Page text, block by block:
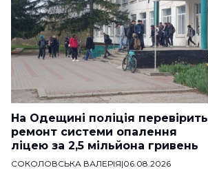
На Одещині поліція перевірить
ремонт системи опалення
ліцею за 2,5 мільйона гривень
СОКОЛОВСЬКА ВАЛЕРІЯ|06.08.2026